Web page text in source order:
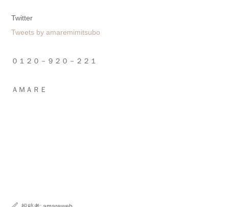
Twitter
Tweets by amaremimitsubo
０１２０－９２０－２２１
ＡＭＡＲＥ